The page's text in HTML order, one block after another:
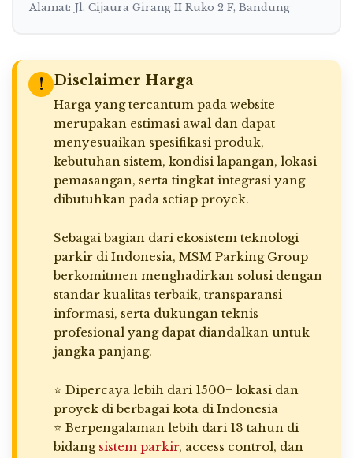
Alamat: Jl. Cijaura Girang II Ruko 2 F, Bandung
! Disclaimer Harga
Harga yang tercantum pada website
merupakan estimasi awal dan dapat
menyesuaikan spesifikasi produk,
kebutuhan sistem, kondisi lapangan, lokasi
pemasangan, serta tingkat integrasi yang
dibutuhkan pada setiap proyek.
Sebagai bagian dari ekosistem teknologi
parkir di Indonesia, MSM Parking Group
berkomitmen menghadirkan solusi dengan
standar kualitas terbaik, transparansi
informasi, serta dukungan teknis
profesional yang dapat diandalkan untuk
jangka panjang.
⭐ Dipercaya lebih dari 1500+ lokasi dan
proyek di berbagai kota di Indonesia
⭐ Berpengalaman lebih dari 13 tahun di
bidang sistem parkir, access control, dan